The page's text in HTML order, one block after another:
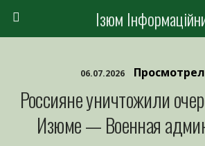
Ізюм
06.07.2026
Россияне уничтожили
Изюме — Военная